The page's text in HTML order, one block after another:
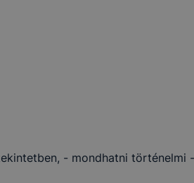
- mondhatni történelmi